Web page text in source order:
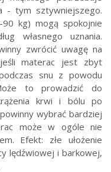
- tym sztywniejszego.
kg) mogą spokojnie
własnego uznania.
zwrócić uwagę na
materac jest zbyt
snu z powodu
to prowadzić do
krwi i bólu po
wybrać bardziej
może w ogóle nie
Efekt: złe ułożenie
lędźwiowej i barkowej,